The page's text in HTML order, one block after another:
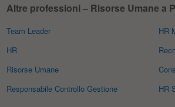
Altre professioni – Risorse Umane a
Team Leader
HR
Risorse Umane
Responsabile Controllo Gestione
HR
HR